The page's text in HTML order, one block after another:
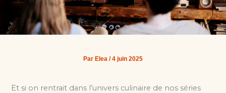
Par Elea /4 juin 2025
Et si on rentrait dans l’univers culinaire de nos séries